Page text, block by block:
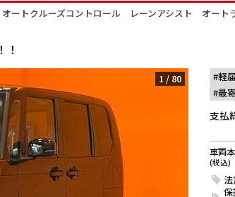
ートクルーズコントロール レーンアシスト オー
1 / 80 軽
最
支払
車両
(税込)